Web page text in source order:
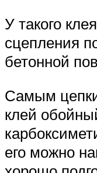
У такого
сцепления
бетонной
Самым
клей
его можно